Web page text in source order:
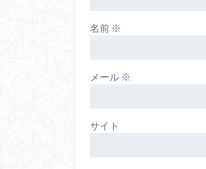
名前 ※
メール ※
サイト